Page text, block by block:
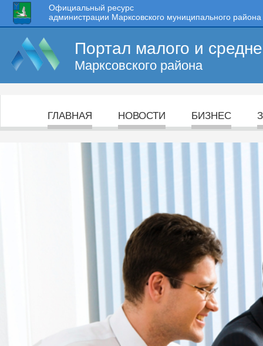
Официальный ресурс
администрации Марксовского муниципального района
Портал малого и
Марксовского района
ГЛАВНАЯ НОВОСТИ БИЗНЕС